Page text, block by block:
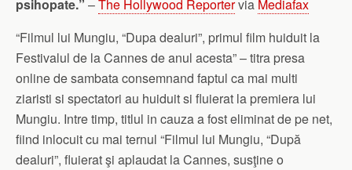
psihopate.” –The Hollywood Reportervia Mediafax
“Filmul lui Mungiu, “Dupa dealuri”, primul film huiduit la
Festivalul de la Cannes de anul acesta” – titra presa
online de sambata consemnand faptul ca mai multi
ziaristi si spectatori au huiduit si fluierat la premiera lui
Mungiu. Intre timp, titlul in cauza a fost eliminat de pe net,
fiind inlocuit cu mai ternul “Filmul lui Mungiu, “După
dealuri”, fluierat şi aplaudat la Cannes, susţine o